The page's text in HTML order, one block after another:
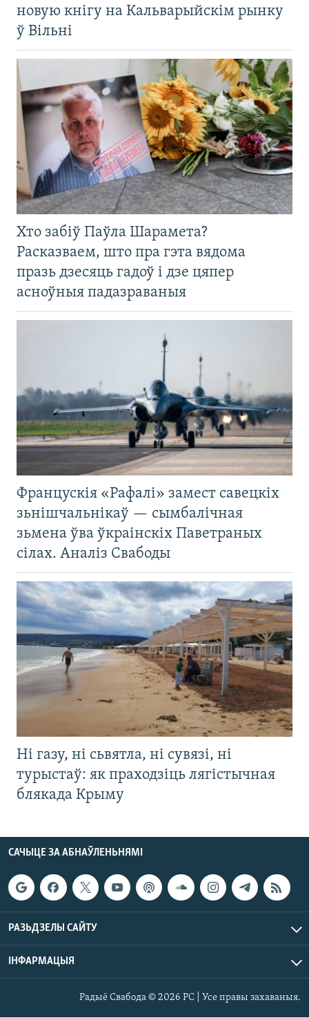
новую кнігу на Кальварыйскім рынку
ў Вільні
Хто забіў Паўла Шарамета?
Расказваем, што пра гэта вядома
празь дзесяць гадоў і дзе цяпер
асноўныя падазраваныя
Францускія «Рафалі» замест савецкіх
зьнішчальнікаў — сымбалічная
зьмена ўва ўкраінскіх Паветраных
сілах. Аналіз Свабоды
Ні газу, ні сьвятла, ні сувязі, ні
турыстаў: як праходзіць лягістычная
блякада Крыму
САЧЫЦЕ ЗА АБНАЎЛЕНЬНЯМІ
РАЗЬДЗЕЛЫ САЙТУ
ІНФАРМАЦЫЯ
Радыё Свабода © 2026 РС | Усе правы захаваныя.